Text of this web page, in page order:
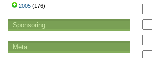
2005 (176)
Sponsoring
Meta